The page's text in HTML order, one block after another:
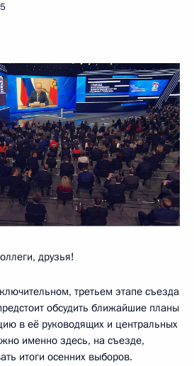
друзья!
третьем этапе съезда
обсудить ближайшие планы
в её руководящих и центральных
именно здесь, на съезде,
итоги осенних выборов.